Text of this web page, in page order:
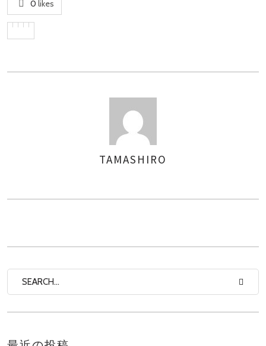
0 likes
TAMASHIRO